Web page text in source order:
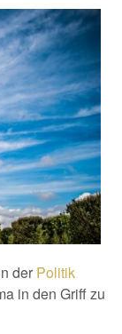
der Politik
in den Griff zu